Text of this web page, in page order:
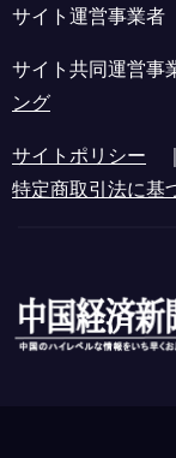
サイト運営事業
サイト共同運営
ング
サイトポリシー
特定商取引法に基